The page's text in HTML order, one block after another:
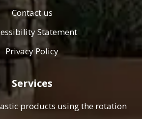
Contact us
Statement
Privacy Policy
Services
products using the rotation